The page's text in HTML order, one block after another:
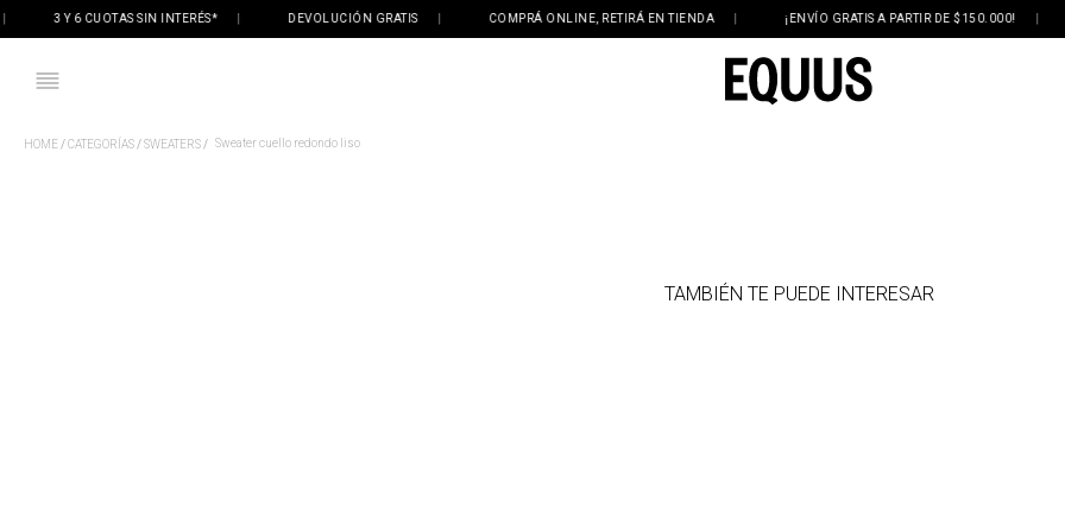
3 Y 6 CUOTAS SIN INTERÉS* | DEVOLUCIÓN GRATIS | COMPRÁ ONLINE, RETIRÁ EN TIENDA | ¡ENVÍO GRATIS A PARTIR DE $150.000! |
CATEGORÍAS SWEATERS Sweater cuello redondo liso
TAMBIÉN TE PUEDE INTERESAR